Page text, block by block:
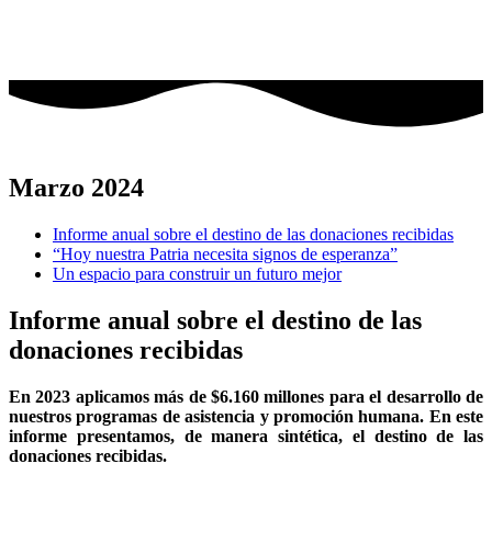
Marzo 2024
Informe anual sobre el destino de las donaciones recibidas
“Hoy nuestra Patria necesita signos de esperanza”
Un espacio para construir un futuro mejor
Informe anual sobre el destino de las
donaciones recibidas
En 2023 aplicamos más de $6.160 millones para el desarrollo de
nuestros programas de asistencia y promoción humana. En este
informe presentamos, de manera sintética, el destino de las
donaciones recibidas.